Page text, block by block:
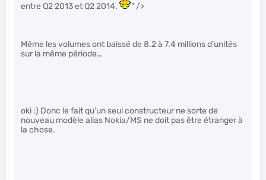
entre Q2 2013 et Q2 2014.
" />
Même les volumes ont baissé de 8.2 à 7.4 millions d’unités
sur la même période…
oki :) Donc le fait qu’un seul constructeur ne sorte de
nouveau modèle alias Nokia/MS ne doit pas être étranger à
la chose.